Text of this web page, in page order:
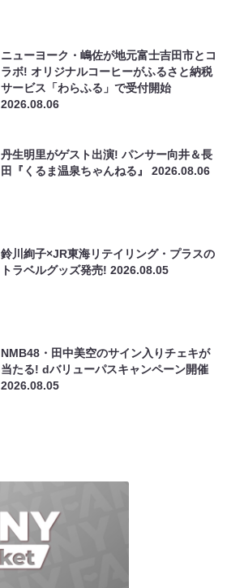
ニューヨーク・嶋佐が地元富士吉田市とコ
ラボ! オリジナルコーヒーがふるさと納税
サービス「わらふる」で受付開始
2026.08.06
丹生明里がゲスト出演! パンサー向井＆長
田『くるま温泉ちゃんねる』2026.08.06
鈴川絢子×JR東海リテイリング・プラスの
トラベルグッズ発売!2026.08.05
NMB48・田中美空のサイン入りチェキが
当たる! dバリューパスキャンペーン開催
2026.08.05